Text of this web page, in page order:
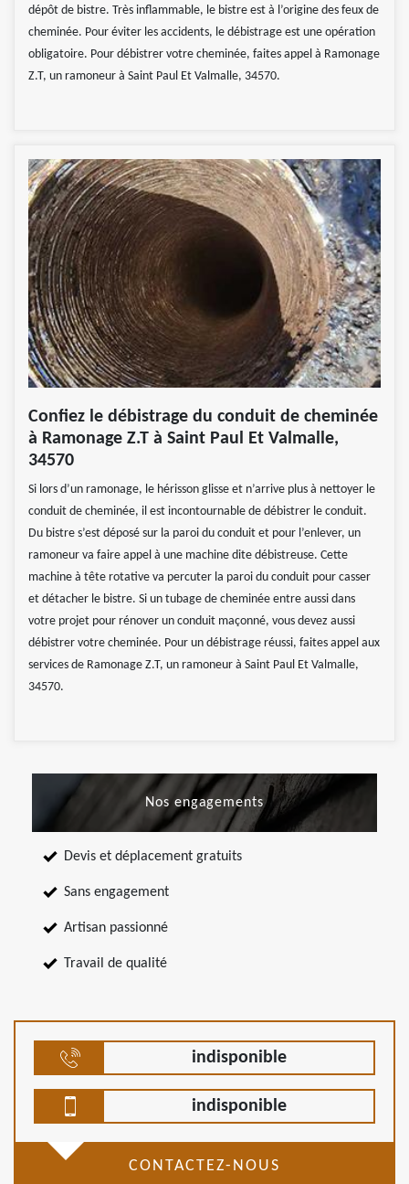
dépôt de bistre. Très inflammable, le bistre est à l’origine des feux de
cheminée. Pour éviter les accidents, le débistrage est une opération
obligatoire. Pour débistrer votre cheminée, faites appel à Ramonage
Z.T, un ramoneur à Saint Paul Et Valmalle, 34570.
Confiez le débistrage du conduit de cheminée
à Ramonage Z.T à Saint Paul Et Valmalle,
34570
Si lors d’un ramonage, le hérisson glisse et n’arrive plus à nettoyer le
conduit de cheminée, il est incontournable de débistrer le conduit.
Du bistre s’est déposé sur la paroi du conduit et pour l’enlever, un
ramoneur va faire appel à une machine dite débistreuse. Cette
machine à tête rotative va percuter la paroi du conduit pour casser
et détacher le bistre. Si un tubage de cheminée entre aussi dans
votre projet pour rénover un conduit maçonné, vous devez aussi
débistrer votre cheminée. Pour un débistrage réussi, faites appel aux
services de Ramonage Z.T, un ramoneur à Saint Paul Et Valmalle,
34570.
Nos engagements
Devis et déplacement gratuits
Sans engagement
Artisan passionné
Travail de qualité
indisponible
indisponible
CONTACTEZ-NOUS